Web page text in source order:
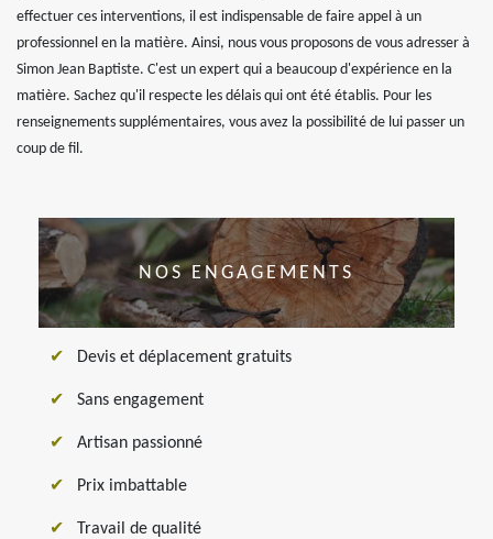
effectuer ces interventions, il est indispensable de faire appel à un
professionnel en la matière. Ainsi, nous vous proposons de vous adresser à
Simon Jean Baptiste. C'est un expert qui a beaucoup d'expérience en la
matière. Sachez qu'il respecte les délais qui ont été établis. Pour les
renseignements supplémentaires, vous avez la possibilité de lui passer un
coup de fil.
NOS ENGAGEMENTS
Devis et déplacement gratuits
Sans engagement
Artisan passionné
Prix imbattable
Travail de qualité